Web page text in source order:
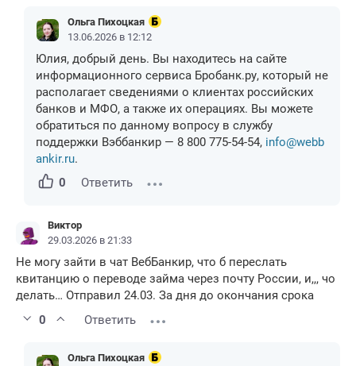
Ольга Пихоцкая
13.06.2026 в 12:12
Юлия, добрый день. Вы находитесь на сайте
информационного сервиса Бробанк.ру, который не
располагает сведениями о клиентах российских
банков и МФО, а также их операциях. Вы можете
обратиться по данному вопросу в службу
поддержки Вэббанкир — 8 800 775-54-54, info@webb
ankir.ru.
0
Ответить
Виктор
29.03.2026 в 21:33
Не могу зайти в чат ВебБанкир, что б переслать
квитанцию о переводе займа через почту России, и,,, чо
делать… Отправил 24.03. За дня до окончания срока
0
Ответить
Ольга Пихоцкая